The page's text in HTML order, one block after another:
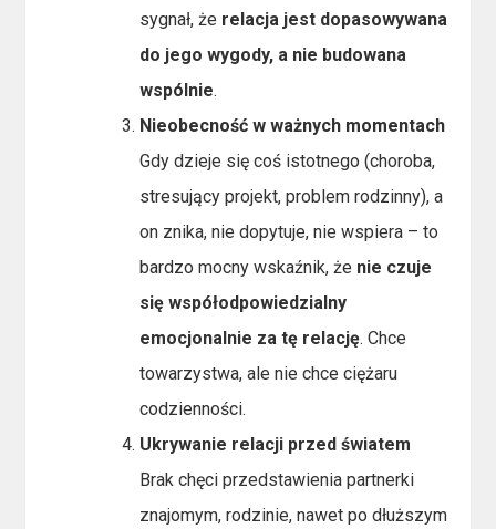
sygnał, że relacja jest dopasowywana
do jego wygody, a nie budowana
wspólnie.
Nieobecność w ważnych momentach
Gdy dzieje się coś istotnego (choroba,
stresujący projekt, problem rodzinny), a
on znika, nie dopytuje, nie wspiera – to
bardzo mocny wskaźnik, że nie czuje
się współodpowiedzialny
emocjonalnie za tę relację. Chce
towarzystwa, ale nie chce ciężaru
codzienności.
Ukrywanie relacji przed światem
Brak chęci przedstawienia partnerki
znajomym, rodzinie, nawet po dłuższym